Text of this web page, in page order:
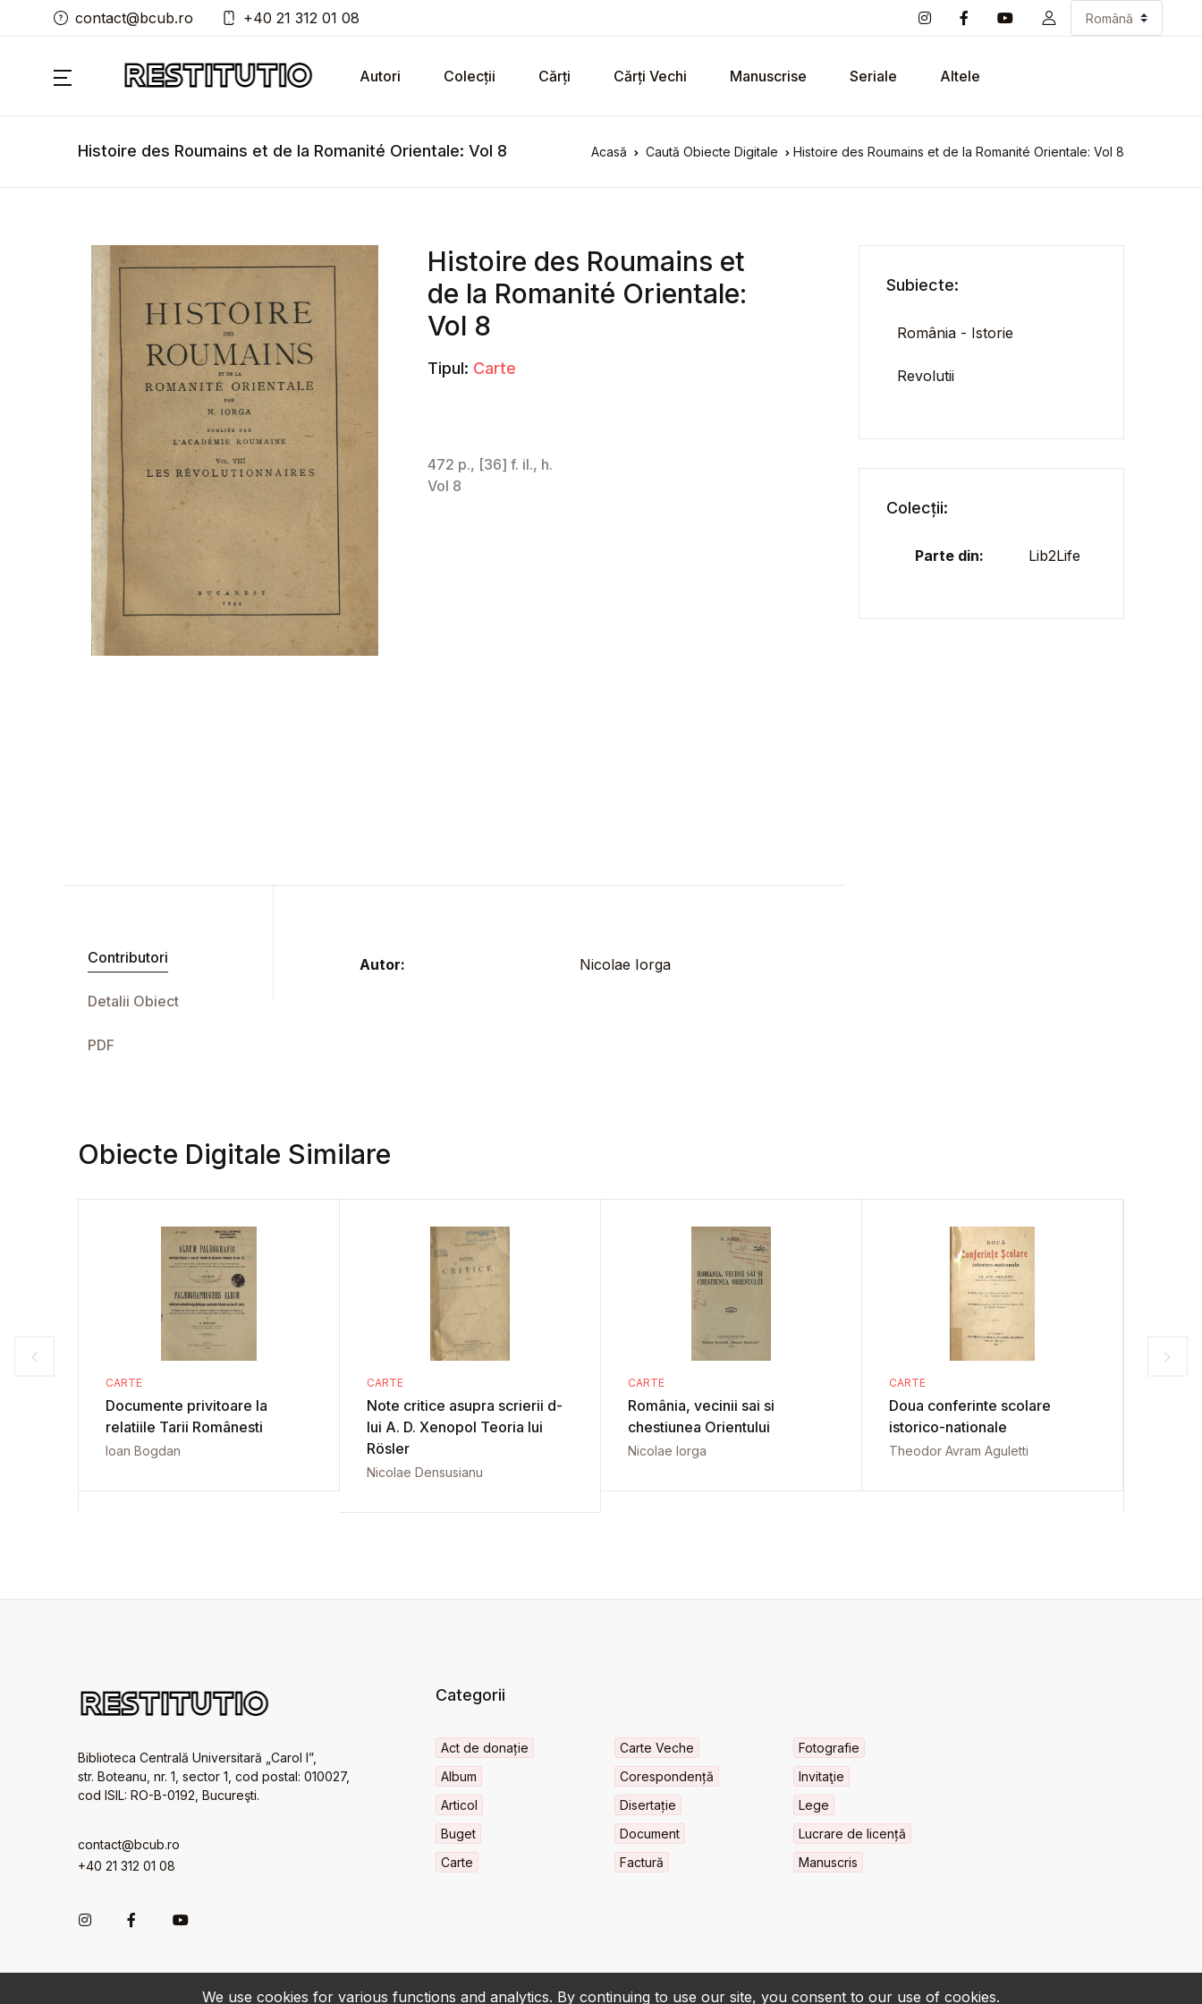
We use cookies for various functions and analytics. By continuing to use our site, you consent to our use of cookies.
contact@bcub.ro +40 21 312 01 08
Autori Colecții Cărți Cărți Vechi Manuscrise Seriale Altele
Histoire des Roumains et de la Romanité Orientale: Vol 8 Acasă Caută Obiecte Digitale Histoire des Roumains et de la Romanité Orientale: Vol 8
Histoire des Roumains et
de la Romanité Orientale:
Vol 8
Tipul: Carte
Contributori
Detalii Obiect
PDF
Autor: Nicolae Iorga
Subiecte:
România - Istorie
Revolutii
Colecții:
Parte din: Lib2Life
Obiecte Digitale Similare
CARTE
Documente privitoare la
relatiile Tarii Românesti
Ioan Bogdan
CARTE
Note critice asupra scrierii d-
lui A. D. Xenopol Teoria lui
Rösler
Nicolae Densusianu
CARTE
România, vecinii sai si
chestiunea Orientului
Nicolae Iorga
CARTE
Doua conferinte scolare
istorico-nationale
Theodor Avram Aguletti
Biblioteca Centrală Universitară „Carol I”,
str. Boteanu, nr. 1, sector 1, cod postal: 010027,
cod ISIL: RO-B-0192, Bucureşti.
contact@bcub.ro
+40 21 312 01 08
Categorii
Act de donație
Album
Articol
Buget
Carte
Carte Veche
Corespondență
Disertație
Document
Factură
Fotografie
Invitaţie
Lege
Lucrare de licență
Manuscris